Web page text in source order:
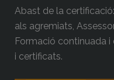
Abast de la
als agremiats,
Formació continuada
i certificats.